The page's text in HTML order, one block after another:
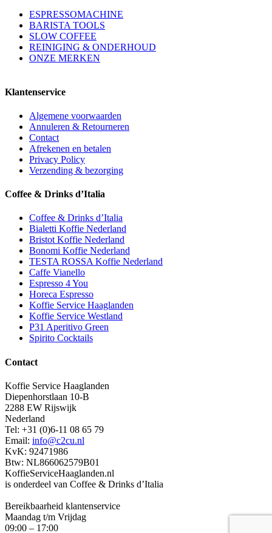
ESPRESSOMACHINE
BARISTA TOOLS
SLOW COFFEE
REINIGING & ONDERHOUD
ONZE MERKEN
Klantenservice
Algemene voorwaarden
Annuleren & Retourneren
Contact
Afrekenen en betalen
Privacy Policy
Verzending & bezorging
Coffee & Drinks d’Italia
Coffee & Drinks d’Italia
Bialetti Koffie Nederland
Bristot Koffie Nederland
Bonomi Koffie Nederland
TESTA ROSSA Koffie Nederland
Caffe Vianello
Espresso 4 You
Horeca Espresso
Koffie Service Haaglanden
Koffie Service Westland
P31 Aperitivo Green
Spirito Cocktails
Contact
Koffie Service Haaglanden
Diepenhorstlaan 10-B
2288 EW Rijswijk
Nederland
Tel: +31 (0)6-11 08 65 79
Email: info@c2cu.nl
KvK: 92471986
Btw: NL866062579B01
KoffieServiceHaaglanden.nl
is onderdeel van Coffee & Drinks d’Italia
Bereikbaarheid klantenservice
Maandag t/m Vrijdag
09:00 – 17:00